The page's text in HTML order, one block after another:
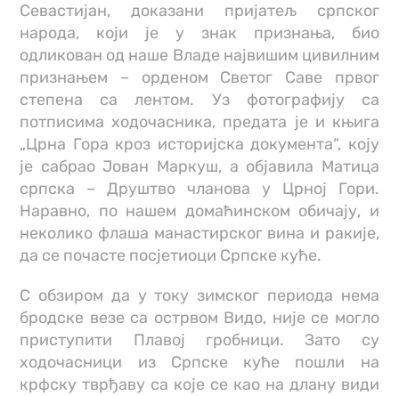
Севастијан, доказани пријатељ српског
народа, који је у знак признања, био
одликован од наше Владе највишим цивилним
признањем – орденом Светог Саве првог
степена са лентом. Уз фотографију са
потписима ходочасника, предата је и књига
„Црна Гора кроз историјска документа“, коју
је сабрао Јован Маркуш, а објавила Матица
српска – Друштво чланова у Црној Гори.
Наравно, по нашем домаћинском обичају, и
неколико флаша манастирског вина и ракије,
да се почасте посјетиоци Српске куће.
С обзиром да у току зимског периода нема
бродске везе са острвом Видо, није се могло
приступити Плавој гробници. Зато су
ходочасници из Српске куће пошли на
крфску тврђаву са које се као на длану види